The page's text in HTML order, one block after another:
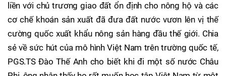
liền với chủ trương giao đất ổn định cho nông hộ và các
cơ chế khoán sản xuất đã đưa đất nước vươn lên vị thế
cường quốc xuất khẩu nông sản hàng đầu thế giới. Chia
sẻ về sức hút của mô hình Việt Nam trên trường quốc tế,
PGS.TS Đào Thế Anh cho biết khi đi một số nước Châu